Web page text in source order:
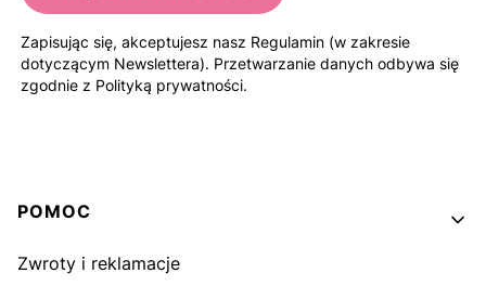
Zapisując się, akceptujesz nasz Regulamin (w zakresie
dotyczącym Newslettera). Przetwarzanie danych odbywa się
zgodnie z Polityką prywatności.
Linki w stopce
POMOC
Zwroty i reklamacje